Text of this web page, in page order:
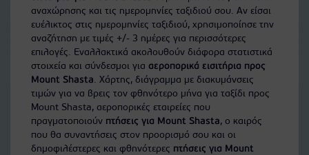
αναχώρησης και τις ημερομηνίες ταξιδιού σου. Αν είσαι
ευέλικτος στις ημερομηνίες ταξιδιού, χρησιμοποίησε την
αναζήτηση με τιμές +/- 3 ημέρες για περισσότερες
επιλογές. Εναλλακτικά ακολουθούν διάφορα στατιστικά
στοιχεία και σύνδεσμοι για αεροπορικά εισιτήρια προς
Mount Shasta. Χάρτης, διάγραμμα με διακυμάνσεις
τιμών για να βρεις τον φθηνότερο μήνα για ταξίδι προς
Mount Shasta, αεροπορικές εταιρείες που
πραγματοποιούν πτήσεις για Mount Shasta, ο καιρός
που θα συναντήσεις στον προορισμό σου και οι
δημοφιλέστερες και φθηνότερες πτήσεις για Mount